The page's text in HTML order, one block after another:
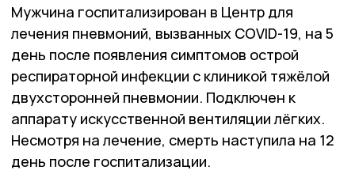
Мужчина госпитализирован в Центр для
лечения пневмоний, вызванных CОVID-19, на 5
день после появления симптомов острой
респираторной инфекции с клиникой тяжёлой
двухсторонней пневмонии. Подключен к
аппарату искусственной вентиляции лёгких.
Несмотря на лечение, смерть наступила на 12
день после госпитализации.